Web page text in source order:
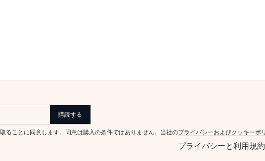
購読する
ることに同意します。同意は購入の条件ではありません。当社のプライバシーおよびクッキーポ
プライバシーと利用規約